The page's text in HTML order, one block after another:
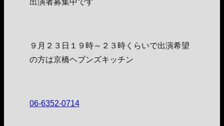
出演者募集中です
９月２３日１９時～２３時くらいで出演希望
の方は京橋ヘブンズキッチン
06-6352-0714